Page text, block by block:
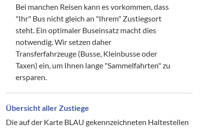
Bei manchen Reisen kann es vorkommen, dass
"Ihr" Bus nicht gleich an "Ihrem" Zustiegsort
steht. Ein optimaler Buseinsatz macht dies
notwendig. Wir setzen daher
Transferfahrzeuge (Busse, Kleinbusse oder
Taxen) ein, um Ihnen lange "Sammelfahrten" zu
ersparen.
Übersicht aller Zustiege
Die auf der Karte BLAU gekennzeichneten Haltestellen